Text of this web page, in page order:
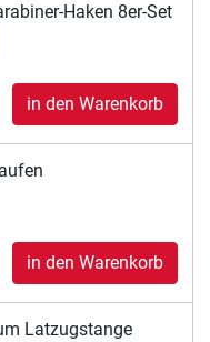
Haken 8er-Set
in den Warenkorb
in den Warenkorb
Latzugstange